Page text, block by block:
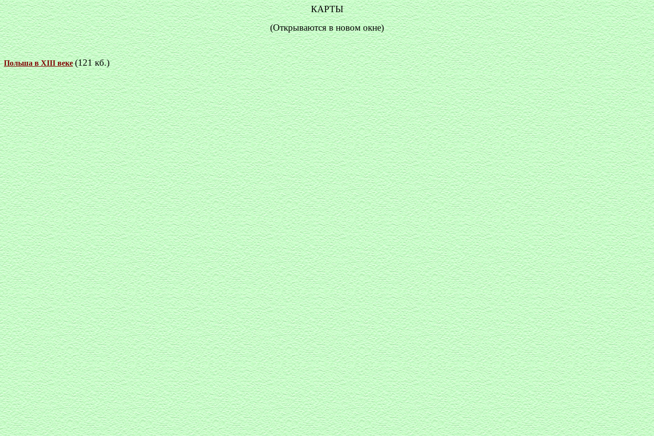
КАРТЫ
(Открываются в новом окне)
Польша в XIII веке (121 кб.)